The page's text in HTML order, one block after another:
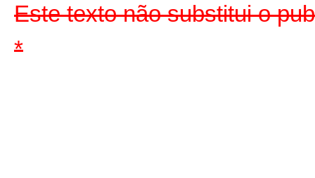
Este texto não substitui o
*